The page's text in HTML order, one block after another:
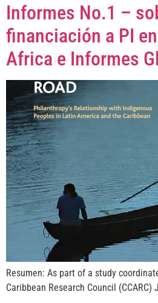
Informes No.1 –
financiación a PI
Africa e Informes
Resumen: As part of a study
Caribbean Research Council (CCARC)